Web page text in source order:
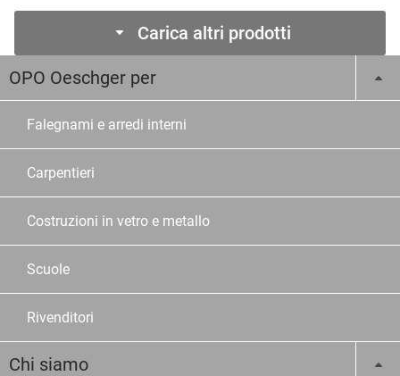
Carica altri prodotti
OPO Oeschger per
Falegnami e arredi interni
Carpentieri
Costruzioni in vetro e metallo
Scuole
Rivenditori
Chi siamo